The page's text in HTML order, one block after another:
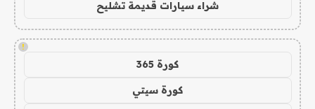
شراء سيارات قديمة تشليح
!
كورة 365
كورة سيتي